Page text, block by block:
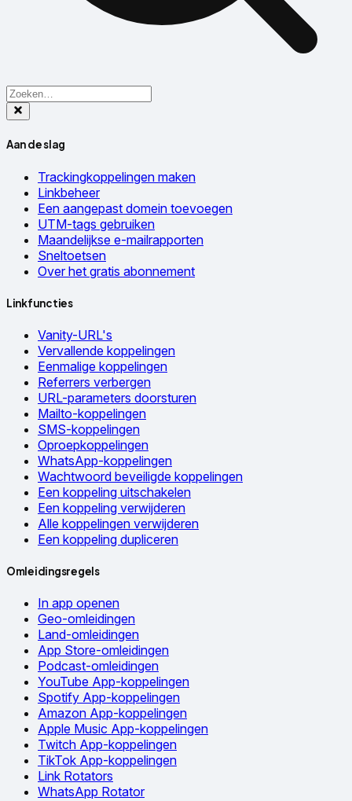
Aan de slag
Trackingkoppelingen maken
Linkbeheer
Een aangepast domein toevoegen
UTM-tags gebruiken
Maandelijkse e-mailrapporten
Sneltoetsen
Over het gratis abonnement
Linkfuncties
Vanity-URL's
Vervallende koppelingen
Eenmalige koppelingen
Referrers verbergen
URL-parameters doorsturen
Mailto-koppelingen
SMS-koppelingen
Oproepkoppelingen
WhatsApp-koppelingen
Wachtwoord beveiligde koppelingen
Een koppeling uitschakelen
Een koppeling verwijderen
Alle koppelingen verwijderen
Een koppeling dupliceren
Omleidingsregels
In app openen
Geo-omleidingen
Land-omleidingen
App Store-omleidingen
Podcast-omleidingen
YouTube App-koppelingen
Spotify App-koppelingen
Amazon App-koppelingen
Apple Music App-koppelingen
Twitch App-koppelingen
TikTok App-koppelingen
Link Rotators
WhatsApp Rotator